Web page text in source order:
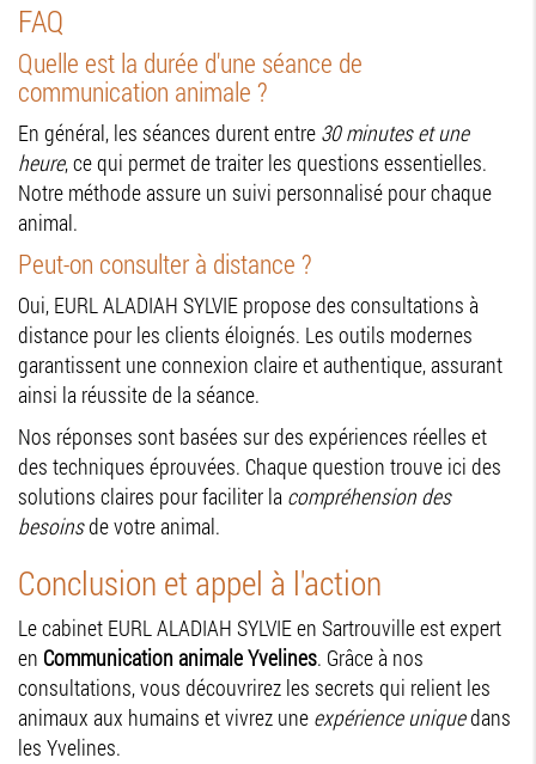
FAQ
Quelle est la durée d'une séance de
communication animale ?
En général, les séances durent entre 30 minutes et une
heure, ce qui permet de traiter les questions essentielles.
Notre méthode assure un suivi personnalisé pour chaque
animal.
Peut-on consulter à distance ?
Oui, EURL ALADIAH SYLVIE propose des consultations à
distance pour les clients éloignés. Les outils modernes
garantissent une connexion claire et authentique, assurant
ainsi la réussite de la séance.
Nos réponses sont basées sur des expériences réelles et
des techniques éprouvées. Chaque question trouve ici des
solutions claires pour faciliter la compréhension des
besoinsde votre animal.
Conclusion et appel à l'action
Le cabinet EURL ALADIAH SYLVIE en Sartrouville est expert
en Communication animale Yvelines. Grâce à nos
consultations, vous découvrirez les secrets qui relient les
animaux aux humains et vivrez une expérience uniquedans
les Yvelines.